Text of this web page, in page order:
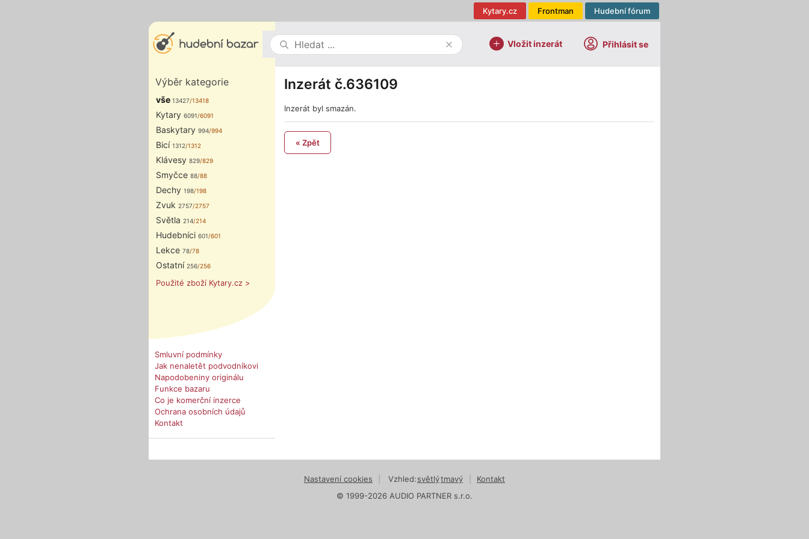
Hudební fórum
Frontman
Kytary.cz
Vložit inzerát Přihlásit se
Výběr kategorie
vše 13427/13418
Kytary 6091/6091
Baskytary 994/994
Bicí 1312/1312
Klávesy 829/829
Smyčce 88/88
Dechy 198/198
Zvuk 2757/2757
Světla 214/214
Hudebníci 601/601
Lekce 78/78
Ostatní 256/256
Použité zboží Kytary.cz >
Smluvní podmínky
Jak nenaletět podvodníkovi
Napodobeniny originálu
Funkce bazaru
Co je komerční inzerce
Ochrana osobních údajů
Kontakt
Inzerát č.636109
Inzerát byl smazán.
« Zpět
Nastavení cookies Vzhled:světlýtmavý
Kontakt
© 1999-2026 AUDIO PARTNER s.r.o.